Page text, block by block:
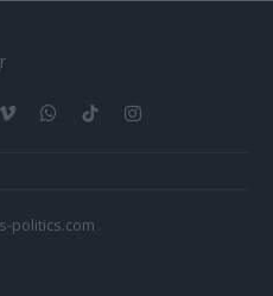
VimeoWhatsApp
TikTokInstagram
politics.com .